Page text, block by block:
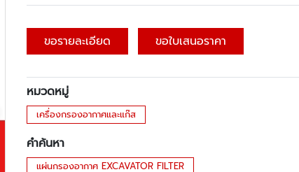
ขอรายละเอียด ขอใบเสนอราคา
หมวดหมู่
เครื่องกรองอากาศและแก๊ส
คำค้นหา
แผ่นกรองอากาศ EXCAVATOR FILTER